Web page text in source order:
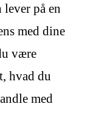
på en
med dine
være
hvad du
med